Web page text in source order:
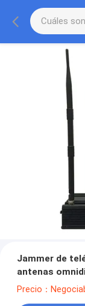
Jammer de
antenas
19W
Precio：